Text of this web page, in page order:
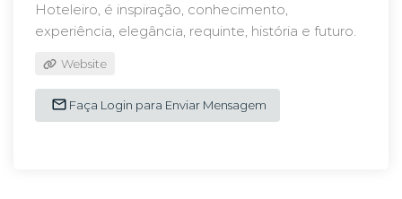
Hoteleiro, é inspiração, conhecimento,
experiência, elegância, requinte, história e futuro.
Website
Faça Login para Enviar Mensagem